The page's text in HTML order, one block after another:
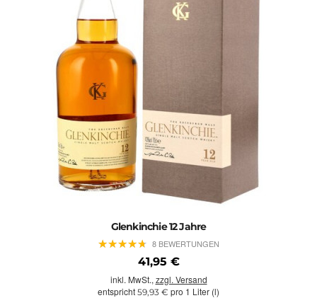
Glenkinchie 12 Jahre
★★★★★
★★★★★ 8 BEWERTUNGEN
41,95 €
inkl. MwSt., zzgl. Versand
entspricht 59,93 € pro 1 Liter (l)